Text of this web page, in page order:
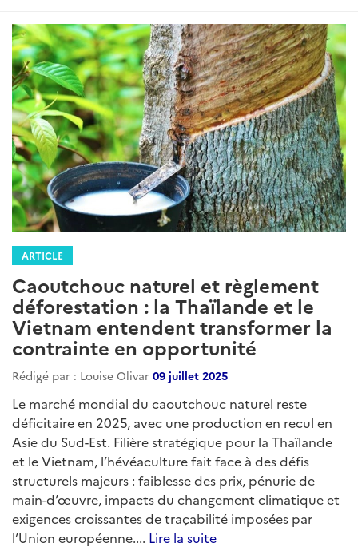
ARTICLE
Caoutchouc naturel et règlement
déforestation : la Thaïlande et le
Vietnam entendent transformer la
contrainte en opportunité
Rédigé par : Louise Olivar 09 juillet 2025
Le marché mondial du caoutchouc naturel reste
déficitaire en 2025, avec une production en recul en
Asie du Sud-Est. Filière stratégique pour la Thaïlande
et le Vietnam, l’hévéaculture fait face à des défis
structurels majeurs : faiblesse des prix, pénurie de
main-d’œuvre, impacts du changement climatique et
exigences croissantes de traçabilité imposées par
l’Union européenne.... Lire la suite